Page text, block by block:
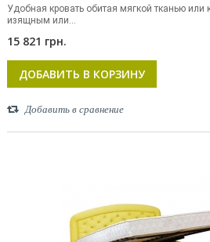
Удобная кровать обитая мягкой тканью
изящным или...
15 821 грн.
ДОБАВИТЬ В КОРЗИНУ
Добавить в сравнение